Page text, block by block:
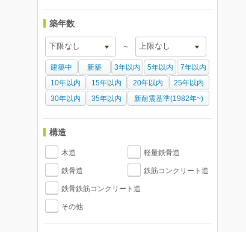
築年数
～
建築中 新築 3年以内 5年以内
7年以内
10年以内
15年以内 20年以内
25年以内
30年以内
35年以内 新耐震基準(1982年~)
構造
木造 軽量鉄骨造
鉄骨造 鉄筋コンクリート造
鉄骨鉄筋コンクリート造
その他